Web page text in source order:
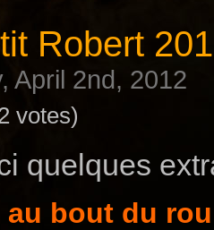
Robert
April 2nd, 2012
votes)
quelques
au bout du